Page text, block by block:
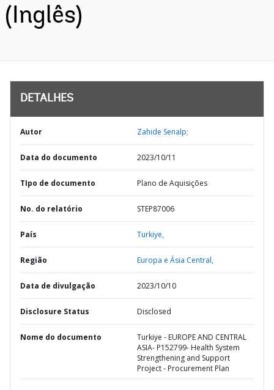
(Inglês)
DETALHES
Autor Zahide Senalp;
Data do documento 2023/10/11
TIpo de documento Plano de Aquisições
No. do relatório STEP87006
País Turkiye,
Região Europa e Ásia Central,
Data de divulgação 2023/10/10
Disclosure Status Disclosed
Nome do documento
Turkiye - EUROPE AND CENTRAL
ASIA- P152799- Health System
Strengthening and Support
Project - Procurement Plan